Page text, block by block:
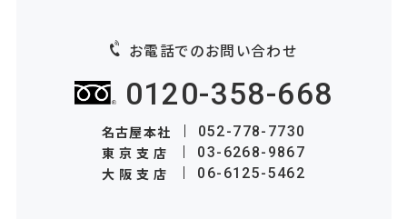
お電話でのお問い合わせ
0120-358-668
名古屋本社 052-778-7730
東京支店 03-6268-9867
大阪支店 06-6125-5462